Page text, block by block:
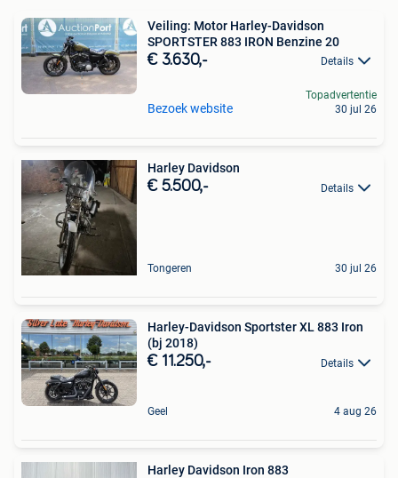
Veiling: Motor Harley-Davidson
SPORTSTER 883 IRON Benzine 20
€ 3.630,- Details
Bezoek website
Topadvertentie
30 jul 26
Harley Davidson
€ 5.500,- Details
Tongeren 30 jul 26
Harley-Davidson Sportster XL 883 Iron
(bj 2018)
€ 11.250,- Details
Geel 4 aug 26
Harley Davidson Iron 883